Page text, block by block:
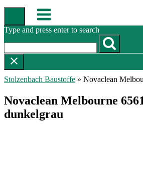
Skip
content
Menu
Type and press enter to search
Stolzenbach Baustoffe » Novaclean
Novaclean Melbourne
dunkelgrau